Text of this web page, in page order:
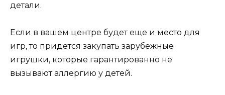
детали.
Если в вашем центре будет еще и место для
игр, то придется закупать зарубежные
игрушки, которые гарантированно не
вызывают аллергию у детей.